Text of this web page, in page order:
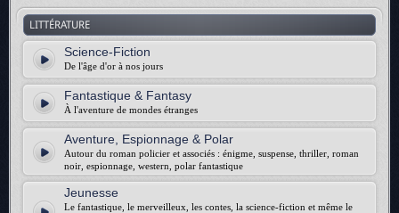
LITTÉRATURE
Science-Fiction
De l'âge d'or à nos jours
Fantastique & Fantasy
À l'aventure de mondes étranges
Aventure, Espionnage & Polar
Autour du roman policier et associés : énigme, suspense, thriller, roman
noir, espionnage, western, polar fantastique
Jeunesse
Le fantastique, le merveilleux, les contes, la science-fiction et même le